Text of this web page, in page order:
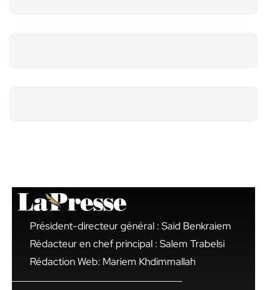
Président-directeur général : Said Benkraiem
Rédacteur en chef principal : Salem Trabelsi
Rédaction Web: Mariem Khdimmallah